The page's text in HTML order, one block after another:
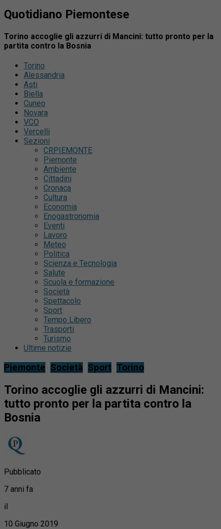
Quotidiano Piemontese
Torino accoglie gli azzurri di Mancini: tutto pronto per la
partita contro la Bosnia
Torino
Alessandria
Asti
Biella
Cuneo
Novara
VCO
Vercelli
Sezioni
CRPIEMONTE
Piemonte
Ambiente
Cittadini
Cronaca
Cultura
Economia
Enogastronomia
Eventi
Lavoro
Meteo
Politica
Scienza e Tecnologia
Salute
Scuola e formazione
Società
Spettacolo
Sport
Tempo Libero
Trasporti
Turismo
Ultime notizie
Piemonte Società Sport Torino
Torino accoglie gli azzurri di Mancini:
tutto pronto per la partita contro la
Bosnia
Pubblicato
7 anni fa
il
10 Giugno 2019